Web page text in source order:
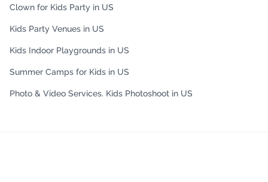
Clown for Kids Party in US
Kids Party Venues in US
Kids Indoor Playgrounds in US
Summer Camps for Kids in US
Photo & Video Services. Kids Photoshoot in US